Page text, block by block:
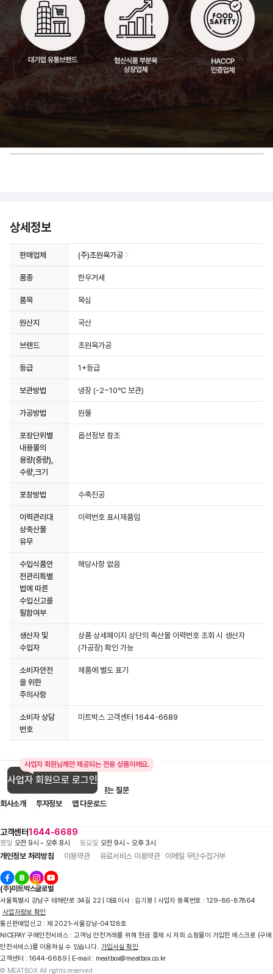
상세정보 더보기
상세정보
판매업체 (주)초원육가공
품종 한우거세
품목 목심
원산지 국산
브랜드 초원육가공
등급 1+등급
보관방법 냉장 (-2~10℃ 보관)
가공방법 원물
포장단위별
내용물의
용량(중량),
수량,크기
옵션정보 참조
포장방법 수축진공
이력관리대
상축산물
유무
이력번호 표시제품임
수입식품안
전관리특별
법에 따른
수입신고를
필함여부
해당사항 없음
생산자 및
수입자
상품 상세페이지 상단의 축산물 이력번호 조회 시 생산자
(가공장) 확인 가능
소비자안전
을 위한
주의사항
제품에 별도 표기
소비자 상담
번호
미트박스 고객센터 1644-6689
사업자 회원님께만 제공되는 전용 상품이에요.
사업자 회원으로 로그인
고객센터1644-6689
평일 오전 9시 - 오후 8시 토요일 오전 9시 - 오후 3시
입점 제휴 문의
자주 묻는 질문
회사소개
투자정보 앱 다운로드
개인정보 처리방침 이용약관 유료서비스 이용약관 이메일 무단수집거부
(주)미트박스글로벌
서울특별시 강남구 테헤란로 34길 22 | 대표이사 : 김기봉 | 사업자 등록번호 : 129-86-87864
사업자정보 확인
통신판매업신고 : 제 2021-서울강남-04128호
NICEPAY 구매안전서비스 : 고객님 안전거래를 위해 현금 결제 시 저희 쇼핑몰이 가입한 에스크로 (구매
안전서비스)를 이용하실 수 있습니다. 가입사실 확인
고객센터 : 1644-6689 | E-mail : meatbox@meatbox.co.kr
© MEATBOX All rights reserved